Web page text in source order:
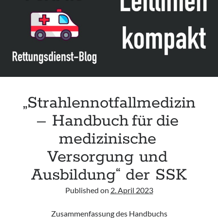
Leitlinie „Palliativmedizin für Patient:innen mit einer nicht heilbaren
Krebserkrankung“ der DG Palliativmedizin
Connecting & Acting – Zivilschutz-Hubschrauber (ZSH)
Leitlinie „Die geburtshilfliche Analgesie und Anästhesie“ der DGAI
„Strahlennotfallmedizin
– Handbuch für die
medizinische
Versorgung und
Ausbildung“ der SSK
Published on 2. April 2023
Zusammenfassung des Handbuchs